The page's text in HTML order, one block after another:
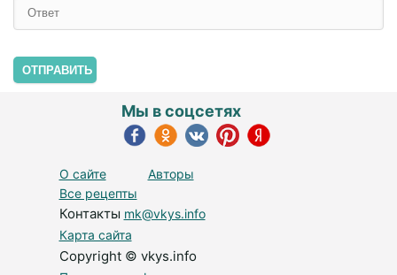
ОТПРАВИТЬ
О сайте
Авторы
Все рецепты
Контакты mk@vkys.info
Карта сайта
Copyright © vkys.info
Мы в соцсетях